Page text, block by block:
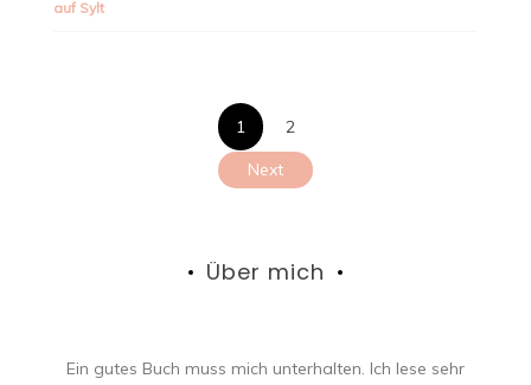
auf Sylt
der
1
2
Next
Über mich
Ein gutes Buch muss mich unterhalten. Ich lese sehr